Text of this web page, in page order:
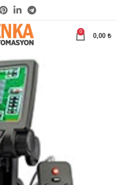
0
0,00 ₺